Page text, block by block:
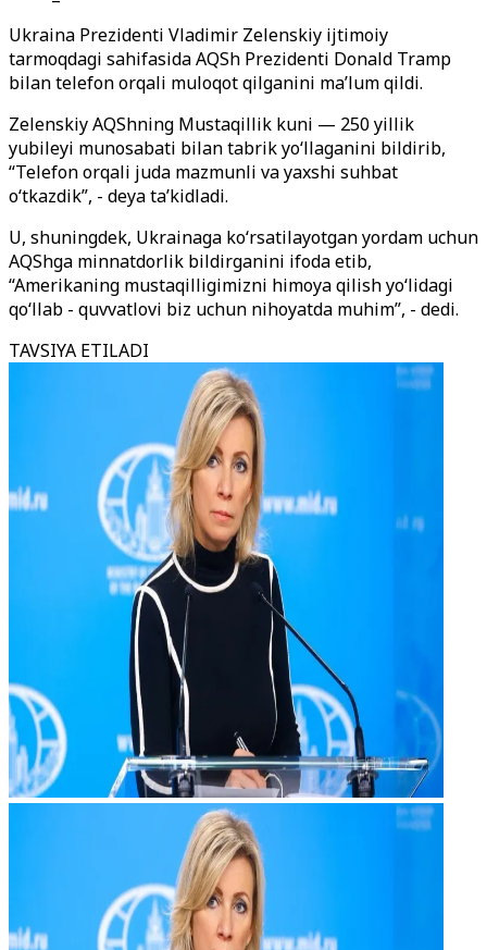
Ukraina Prezidenti Vladimir Zelenskiy ijtimoiy
tarmoqdagi sahifasida AQSh Prezidenti Donald Tramp
bilan telefon orqali muloqot qilganini ma’lum qildi.
Zelenskiy AQShning Mustaqillik kuni — 250 yillik
yubileyi munosabati bilan tabrik yo‘llaganini bildirib,
“Telefon orqali juda mazmunli va yaxshi suhbat
o‘tkazdik”, - deya ta’kidladi.
U, shuningdek, Ukrainaga ko‘rsatilayotgan yordam uchun
AQShga minnatdorlik bildirganini ifoda etib,
“Amerikaning mustaqilligimizni himoya qilish yo‘lidagi
qo‘llab - quvvatlovi biz uchun nihoyatda muhim”, - dedi.
TAVSIYA ETILADI